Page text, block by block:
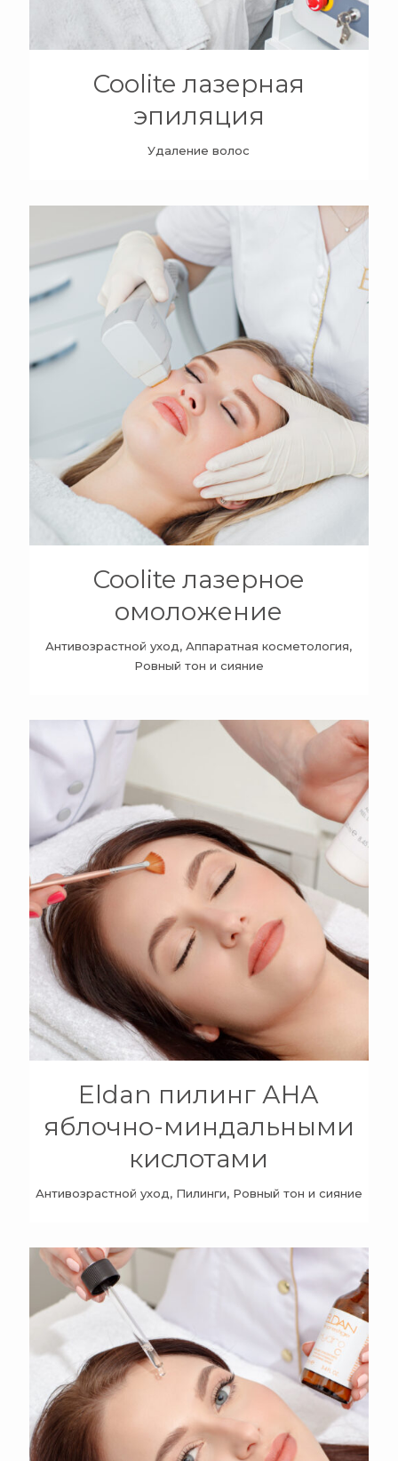
Coolite лазерная
эпиляция
Удаление волос
+
Coolite лазерное
омоложение
Антивозрастной уход, Аппаратная косметология,
Ровный тон и сияние
+
Eldan пилинг АНА
яблочно-миндальными
кислотами
Антивозрастной уход, Пилинги, Ровный тон и сияние